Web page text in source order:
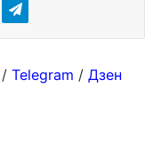
/ Telegram / Дзен